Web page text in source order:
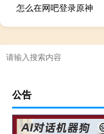
怎么在网吧登录原神
公告